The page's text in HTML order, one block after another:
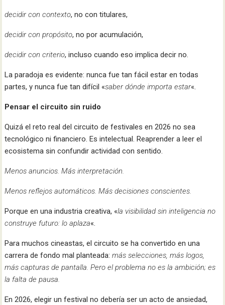
decidir con contexto, no con titulares,
decidir con propósito, no por acumulación,
decidir con criterio, incluso cuando eso implica decir no.
La paradoja es evidente: nunca fue tan fácil estar en todas
partes, y nunca fue tan difícil «saber dónde importa estar«.
Pensar el circuito sin ruido
Quizá el reto real del circuito de festivales en 2026 no sea
tecnológico ni financiero. Es intelectual. Reaprender a leer el
ecosistema sin confundir actividad con sentido.
Menos anuncios. Más interpretación.
Menos reflejos automáticos. Más decisiones conscientes.
Porque en una industria creativa, «la visibilidad sin inteligencia no
construye futuro: lo aplaza«.
Para muchos cineastas, el circuito se ha convertido en una
carrera de fondo mal planteada:más selecciones, más logos,
más capturas de pantalla. Pero el problema no es la ambición; es
la falta de pausa.
En 2026, elegir un festival no debería ser un acto de ansiedad,